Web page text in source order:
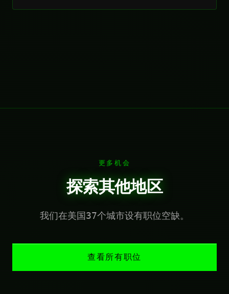
更多机会
探索其他地区
我们在美国37个城市设有职位空缺。
查看所有职位